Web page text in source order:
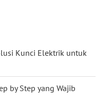
Kunci Elektrik untuk
by Step yang Wajib